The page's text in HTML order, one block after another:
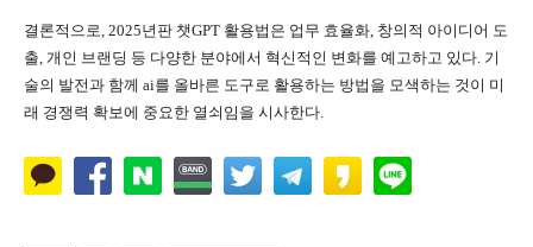
결론적으로, 2025년판 챗GPT 활용법은 업무 효율화, 창의적 아이디어 도
출, 개인 브랜딩 등 다양한 분야에서 혁신적인 변화를 예고하고 있다. 기
술의 발전과 함께 ai를 올바른 도구로 활용하는 방법을 모색하는 것이 미
래 경쟁력 확보에 중요한 열쇠임을 시사한다.